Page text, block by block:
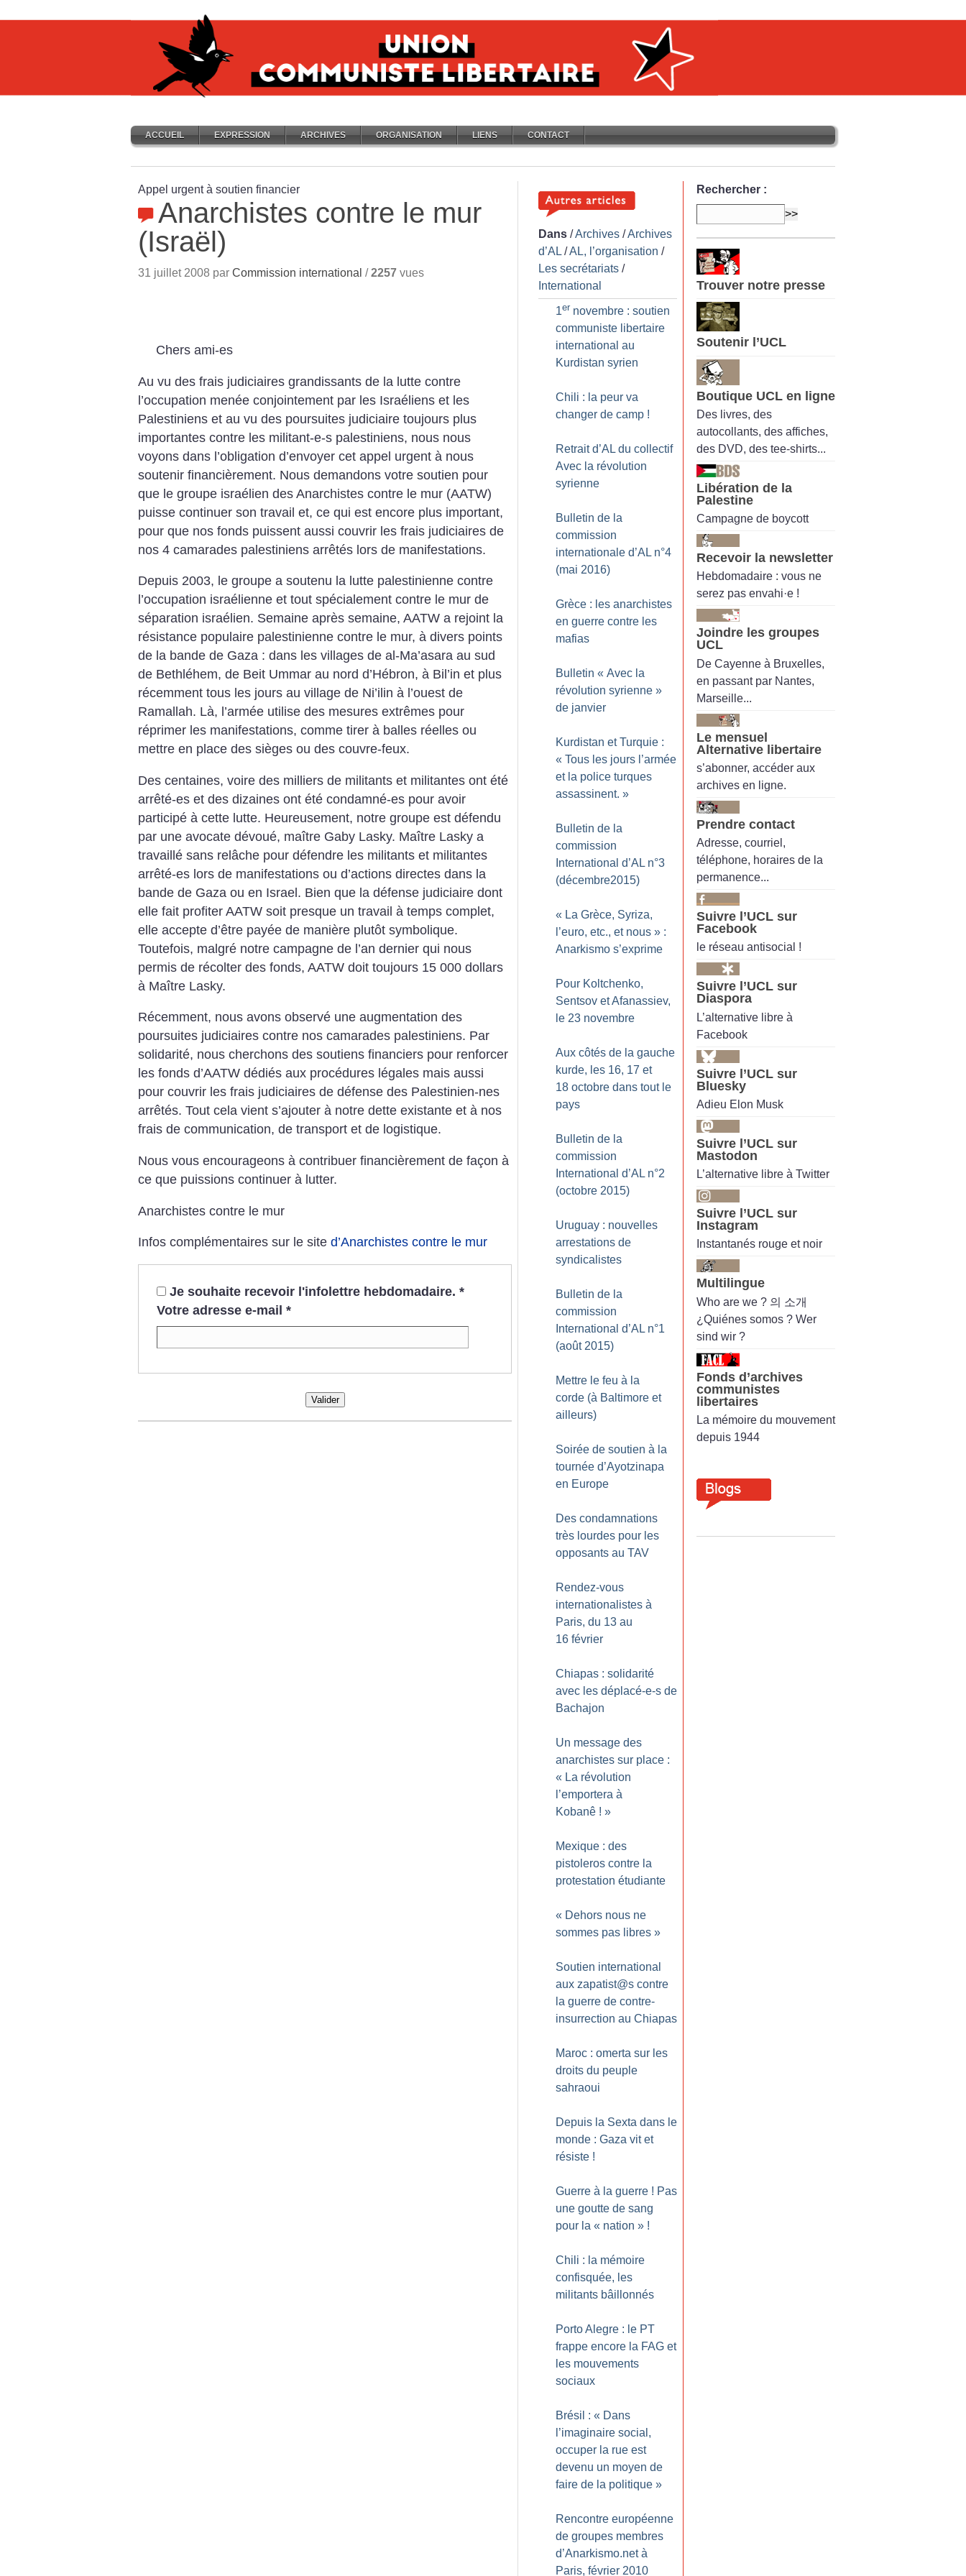
ACCUEIL EXPRESSION ARCHIVES ORGANISATION LIENS CONTACT
Appel urgent à soutien financier
Anarchistes contre le mur
(Israël)
31 juillet 2008 par Commission international /2257 vues
Chers ami-es
Au vu des frais judiciaires grandissants de la lutte contre
l’occupation menée conjointement par les Israéliens et les
Palestiniens et au vu des poursuites judiciaire toujours plus
importantes contre les militant-e-s palestiniens, nous nous
voyons dans l’obligation d’envoyer cet appel urgent à nous
soutenir financièrement. Nous demandons votre soutien pour
que le groupe israélien des Anarchistes contre le mur (AATW)
puisse continuer son travail et, ce qui est encore plus important,
pour que nos fonds puissent aussi couvrir les frais judiciaires de
nos 4 camarades palestiniens arrêtés lors de manifestations.
Depuis 2003, le groupe a soutenu la lutte palestinienne contre
l’occupation israélienne et tout spécialement contre le mur de
séparation israélien. Semaine après semaine, AATW a rejoint la
résistance populaire palestinienne contre le mur, à divers points
de la bande de Gaza : dans les villages de al-Ma’asara au sud
de Bethléhem, de Beit Ummar au nord d’Hébron, à Bil’in et plus
récemment tous les jours au village de Ni’ilin à l’ouest de
Ramallah. Là, l’armée utilise des mesures extrêmes pour
réprimer les manifestations, comme tirer à balles réelles ou
mettre en place des sièges ou des couvre-feux.
Des centaines, voire des milliers de militants et militantes ont été
arrêté-es et des dizaines ont été condamné-es pour avoir
participé à cette lutte. Heureusement, notre groupe est défendu
par une avocate dévoué, maître Gaby Lasky. Maître Lasky a
travaillé sans relâche pour défendre les militants et militantes
arrêté-es lors de manifestations ou d’actions directes dans la
bande de Gaza ou en Israel. Bien que la défense judiciaire dont
elle fait profiter AATW soit presque un travail à temps complet,
elle accepte d’être payée de manière plutôt symbolique.
Toutefois, malgré notre campagne de l’an dernier qui nous
permis de récolter des fonds, AATW doit toujours 15 000 dollars
à Maître Lasky.
Récemment, nous avons observé une augmentation des
poursuites judiciaires contre nos camarades palestiniens. Par
solidarité, nous cherchons des soutiens financiers pour renforcer
les fonds d’AATW dédiés aux procédures légales mais aussi
pour couvrir les frais judiciaires de défense des Palestinien-nes
arrêtés. Tout cela vient s’ajouter à notre dette existante et à nos
frais de communication, de transport et de logistique.
Nous vous encourageons à contribuer financièrement de façon à
ce que puissions continuer à lutter.
Anarchistes contre le mur
Infos complémentaires sur le site d’Anarchistes contre le mur
Je souhaite recevoir l'infolettre hebdomadaire. *
Votre adresse e-mail *
Valider
Dans /Archives /Archives
d’AL /AL, l’organisation /
Les secrétariats /
International
1er novembre : soutien
communiste libertaire
international au
Kurdistan syrien
Chili : la peur va
changer de camp !
Retrait d’AL du collectif
Avec la révolution
syrienne
Bulletin de la
commission
internationale d’AL n°4
(mai 2016)
Grèce : les anarchistes
en guerre contre les
mafias
Bulletin « Avec la
révolution syrienne »
de janvier
Kurdistan et Turquie :
« Tous les jours l’armée
et la police turques
assassinent. »
Bulletin de la
commission
International d’AL n°3
(décembre2015)
« La Grèce, Syriza,
l’euro, etc., et nous » :
Anarkismo s’exprime
Pour Koltchenko,
Sentsov et Afanassiev,
le 23 novembre
Aux côtés de la gauche
kurde, les 16, 17 et
18 octobre dans tout le
pays
Bulletin de la
commission
International d’AL n°2
(octobre 2015)
Uruguay : nouvelles
arrestations de
syndicalistes
Bulletin de la
commission
International d’AL n°1
(août 2015)
Mettre le feu à la
corde (à Baltimore et
ailleurs)
Soirée de soutien à la
tournée d’Ayotzinapa
en Europe
Des condamnations
très lourdes pour les
opposants au TAV
Rendez-vous
internationalistes à
Paris, du 13 au
16 février
Chiapas : solidarité
avec les déplacé-e-s de
Bachajon
Un message des
anarchistes sur place :
« La révolution
l’emportera à
Kobanê ! »
Mexique : des
pistoleros contre la
protestation étudiante
« Dehors nous ne
sommes pas libres »
Soutien international
aux zapatist@s contre
la guerre de contre-
insurrection au Chiapas
Maroc : omerta sur les
droits du peuple
sahraoui
Depuis la Sexta dans le
monde : Gaza vit et
résiste !
Guerre à la guerre ! Pas
une goutte de sang
pour la « nation » !
Chili : la mémoire
confisquée, les
militants bâillonnés
Porto Alegre : le PT
frappe encore la FAG et
les mouvements
sociaux
Brésil : « Dans
l’imaginaire social,
occuper la rue est
devenu un moyen de
faire de la politique »
Rencontre européenne
de groupes membres
d’Anarkismo.net à
Paris, février 2010
Rechercher :
Trouver notre presse
Soutenir l’UCL
Boutique UCL en ligne
Des livres, des
autocollants, des affiches,
des DVD, des tee-shirts...
Libération de la
Palestine
Campagne de boycott
Recevoir la newsletter
Hebdomadaire : vous ne
serez pas envahi·e !
Joindre les groupes
UCL
De Cayenne à Bruxelles,
en passant par Nantes,
Marseille...
Le mensuel
Alternative libertaire
s’abonner, accéder aux
archives en ligne.
Prendre contact
Adresse, courriel,
téléphone, horaires de la
permanence...
Suivre l’UCL sur
Facebook
le réseau antisocial !
Suivre l’UCL sur
Diaspora
L’alternative libre à
Facebook
Suivre l’UCL sur
Bluesky
Adieu Elon Musk
Suivre l’UCL sur
Mastodon
L’alternative libre à Twitter
Suivre l’UCL sur
Instagram
Instantanés rouge et noir
Multilingue
Who are we ? 의 소개
¿Quiénes somos ? Wer
sind wir ?
Fonds d’archives
communistes
libertaires
La mémoire du mouvement
depuis 1944